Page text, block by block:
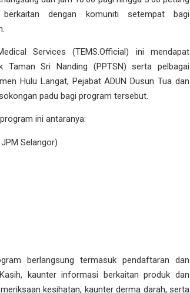
dengan komuniti setempat bagi
Services (TEMS.Official) ini mendapat
Taman Sri Nanding (PPTSN) serta pelbagai
Hulu Langat, Pejabat ADUN Dusun Tua dan
padu bagi program tersebut.
ini antaranya:
Selangor)
berlangsung termasuk pendaftaran dan
kaunter informasi berkaitan produk dan
kesihatan, kaunter derma darah, serta